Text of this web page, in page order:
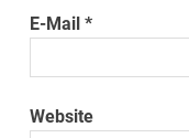
E-Mail*
Website